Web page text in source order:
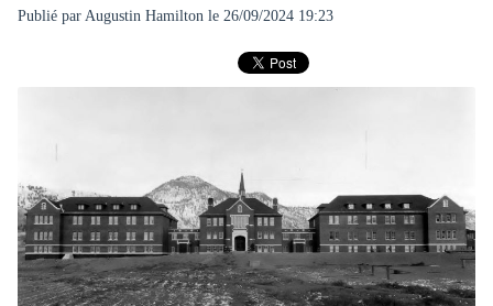
Publié par Augustin Hamilton le 26/09/2024 19:23